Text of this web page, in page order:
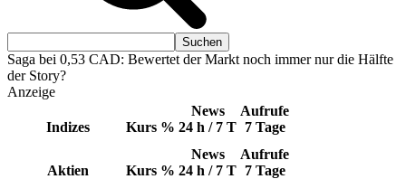
Saga bei 0,53 CAD: Bewertet der Markt noch immer nur die Hälfte
der Story?
Anzeige
Indizes Kurs %
News
24 h / 7 T
Aufrufe
7 Tage
Aktien Kurs %
News
24 h / 7 T
Aufrufe
7 Tage